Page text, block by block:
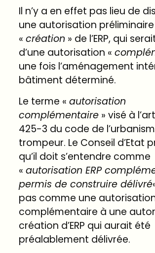
Il n’y a en effet pas lieu de
une autorisation
«création » de l’ERP, qui
d’une autorisation «
une fois l’aménagement
bâtiment déterminé.
Le terme «autorisation
complémentaire » visé à
425-3 du code de
trompeur. Le Conseil d’Etat
qu’il doit s’entendre comme
«autorisation ERP
permis de construire délivré
pas comme une
complémentaire à une
création d’ERP qui aurait été
préalablement délivrée.